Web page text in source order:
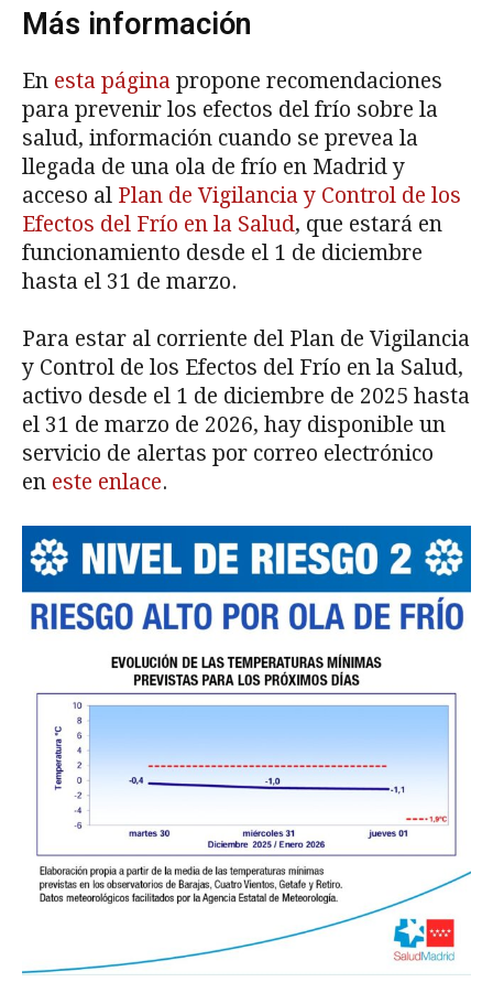
Más información
En esta página propone recomendaciones
para prevenir los efectos del frío sobre la
salud, información cuando se prevea la
llegada de una ola de frío en Madrid y
acceso al Plan de Vigilancia y Control de los
Efectos del Frío en la Salud, que estará en
funcionamiento desde el 1 de diciembre
hasta el 31 de marzo.
Para estar al corriente del Plan de Vigilancia
y Control de los Efectos del Frío en la Salud,
activo desde el 1 de diciembre de 2025 hasta
el 31 de marzo de 2026, hay disponible un
servicio de alertas por correo electrónico
en este enlace.